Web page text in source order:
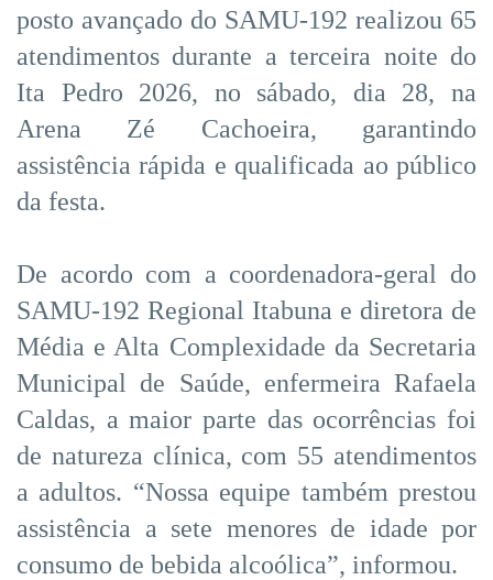
posto avançado do SAMU-192 realizou 65
atendimentos durante a terceira noite do
Ita Pedro 2026, no sábado, dia 28, na
Arena Zé Cachoeira, garantindo
assistência rápida e qualificada ao público
da festa.
De acordo com a coordenadora-geral do
SAMU-192 Regional Itabuna e diretora de
Média e Alta Complexidade da Secretaria
Municipal de Saúde, enfermeira Rafaela
Caldas, a maior parte das ocorrências foi
de natureza clínica, com 55 atendimentos
a adultos. “Nossa equipe também prestou
assistência a sete menores de idade por
consumo de bebida alcoólica”, informou.